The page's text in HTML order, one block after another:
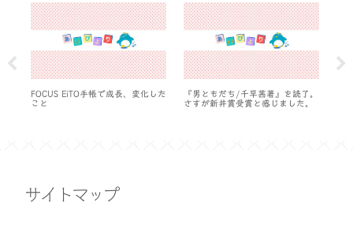
FOCUS EiTO手帳で成長、変化した
こと
『男ともだち/千早茜著』を読了。
さすが新井賞受賞と感じました。
サイトマップ